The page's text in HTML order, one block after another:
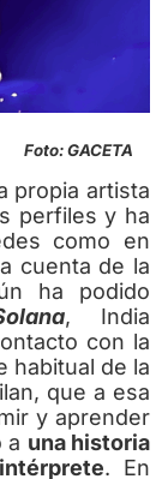
Foto: GACETA
propia artista
perfiles y ha
como en
cuenta de la
ha podido
, India
con la
habitual de la
que a esa
y aprender
a una historia
. En